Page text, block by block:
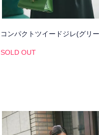
コンパクトツイードジレ(グリ
SOLD OUT